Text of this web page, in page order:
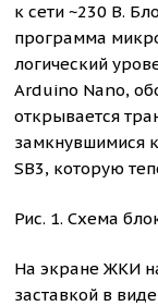
к сети ~230 В.
программа
логический
Arduino Nano,
открывается
замкнувшимися
SB3, которую
Рис. 1. Схема
На экране ЖКИ
заставкой в